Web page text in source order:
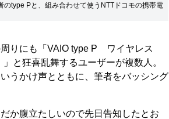
type Pと、組み合わせて使うNTTドコモの携帯電
りにも「VAIO type P ワイヤレス
と狂喜乱舞するユーザーが複数人。
うかけ声とともに、筆者をバッシング
か腹立たしいので先日告知したとお